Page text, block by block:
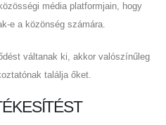
média platformjain, hogy
e a közönség számára.
váltanak ki, akkor valószínűleg
találja őket.